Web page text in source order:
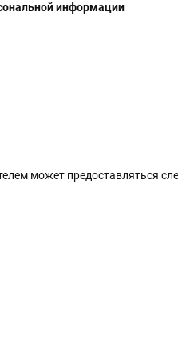
информации
может предоставляться